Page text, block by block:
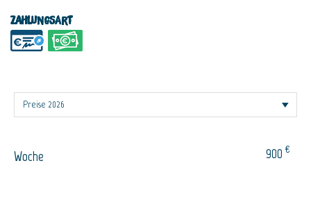
Zahlungsart
Woche 900 €